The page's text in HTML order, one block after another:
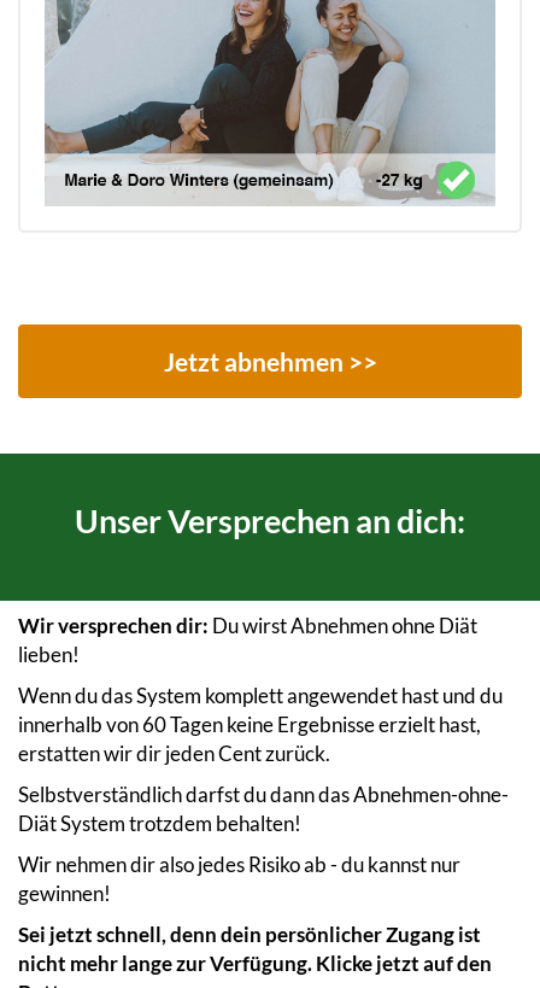
Jetzt abnehmen >>
Unser Versprechen an dich:
Wir versprechen dir: Du wirst Abnehmen ohne Diät
lieben!
Wenn du das System komplett angewendet hast und du
innerhalb von 60 Tagen keine Ergebnisse erzielt hast,
erstatten wir dir jeden Cent zurück.
Selbstverständlich darfst du dann das Abnehmen-ohne-
Diät System trotzdem behalten!
Wir nehmen dir also jedes Risiko ab - du kannst nur
gewinnen!
Sei jetzt schnell, denn dein persönlicher Zugang ist
nicht mehr lange zur Verfügung. Klicke jetzt auf den